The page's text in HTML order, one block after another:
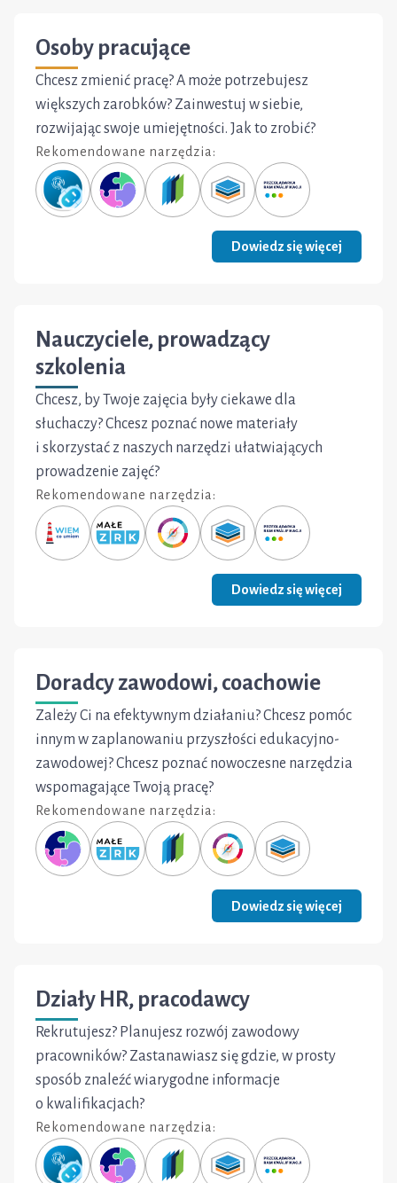
Osoby pracujące
Chcesz zmienić pracę? A może potrzebujesz
większych zarobków? Zainwestuj w siebie,
rozwijając swoje umiejętności. Jak to zrobić?
Rekomendowane narzędzia:
Dowiedz się więcej
Nauczyciele, prowadzący
szkolenia
Chcesz, by Twoje zajęcia były ciekawe dla
słuchaczy? Chcesz poznać nowe materiały
i skorzystać z naszych narzędzi ułatwiających
prowadzenie zajęć?
Rekomendowane narzędzia:
Dowiedz się więcej
Doradcy zawodowi, coachowie
Zależy Ci na efektywnym działaniu? Chcesz pomóc
innym w zaplanowaniu przyszłości edukacyjno-
zawodowej? Chcesz poznać nowoczesne narzędzia
wspomagające Twoją pracę?
Rekomendowane narzędzia:
Dowiedz się więcej
Działy HR, pracodawcy
Rekrutujesz? Planujesz rozwój zawodowy
pracowników? Zastanawiasz się gdzie, w prosty
sposób znaleźć wiarygodne informacje
o kwalifikacjach?
Rekomendowane narzędzia: